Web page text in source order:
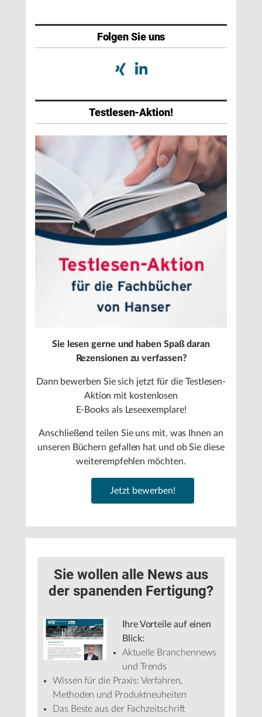
Folgen Sie uns
Testlesen-Aktion!
Sie lesen gerne und haben Spaß daran
Rezensionen zu verfassen?
Dann bewerben Sie sich jetzt für die Testlesen-
Aktion mit kostenlosen
E-Books als Leseexemplare!
Anschließend teilen Sie uns mit, was Ihnen an
unseren Büchern gefallen hat und ob Sie diese
weiterempfehlen möchten.
Jetzt bewerben!
Sie wollen alle News aus
der spanenden Fertigung?
Ihre Vorteile auf einen
Blick:
Aktuelle Branchennews
und Trends
Wissen für die Praxis: Verfahren,
Methoden und Produktneuheiten
Das Beste aus der Fachzeitschrift